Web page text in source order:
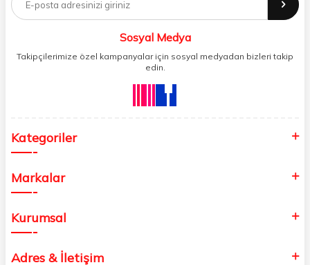
tedarik edebilmenizi sağlar.
Sosyal Medya
Takipçilerimize özel kampanyalar için sosyal medyadan bizleri takip
edin.
Kategoriler
Markalar
Kurumsal
Adres & İletişim